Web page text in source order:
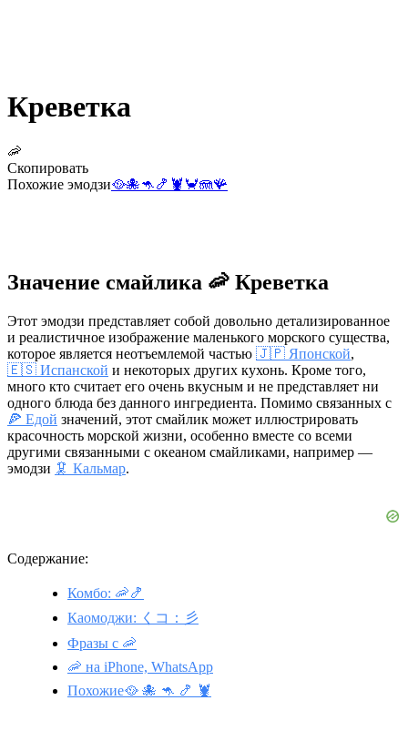
Креветка
🦐
Скопировать
Похожие эмодзи🥘🐙🦘🍤 🦞 🦀🪼🪸
Значение смайлика 🦐 Креветка
Этот эмодзи представляет собой довольно детализированное
и реалистичное изображение маленького морского существа,
которое является неотъемлемой частью 🇯🇵 Японской,
🇪🇸 Испанской и некоторых других кухонь. Кроме того,
много кто считает его очень вкусным и не представляет ни
одного блюда без данного ингредиента. Помимо связанных с
🍕 Едой значений, этот смайлик может иллюстрировать
красочность морской жизни, особенно вместе со всеми
другими связанными с океаном смайликами, например —
эмодзи 🦑 Кальмар.
Содержание:
Комбо: 🦐🍤
Каомоджи: くコ：彡
Фразы с 🦐
🦐 на iPhone, WhatsApp
Похожие🥘 🐙 🦘 🍤 🦞